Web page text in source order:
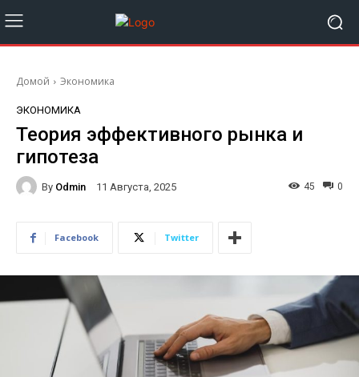
Домой Экономика
ЭКОНОМИКА
Теория эффективного рынка и
гипотеза
By Odmin 11 Августа, 2025 0
45
Facebook Twitter